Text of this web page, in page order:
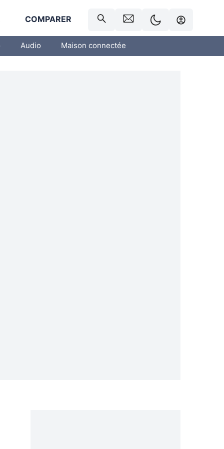
COMPARER
Audio Maison connectée